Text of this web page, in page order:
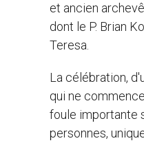
et ancien
dont le P. Brian
Teresa.
La célébration,
qui ne
foule importante
personnes,